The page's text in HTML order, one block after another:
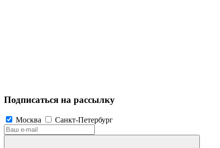
Подписаться на рассылку
Москва Санкт-Петербург